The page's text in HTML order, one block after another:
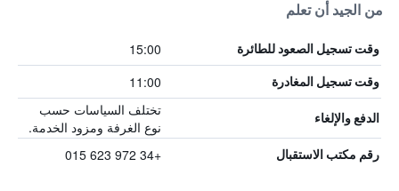
من الجيد أن تعلم
وقت تسجيل الصعود للطائرة 15:00
وقت تسجيل المغادرة 11:00
الدفع والإلغاء
تختلف السياسات حسب
نوع الغرفة ومزود الخدمة.
رقم مكتب الاستقبال +34 972 623 015